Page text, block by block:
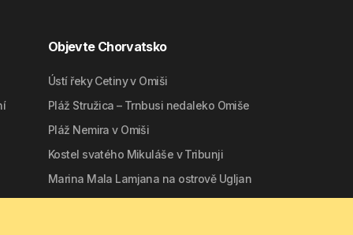
Objevte Chorvatsko
Ústí řeky Cetiny v Omiši
Pláž Stružica – Trnbusi nedaleko Omiše
Pláž Nemira v Omiši
Kostel svatého Mikuláše v Tribunji
Marina Mala Lamjana na ostrově Ugljan